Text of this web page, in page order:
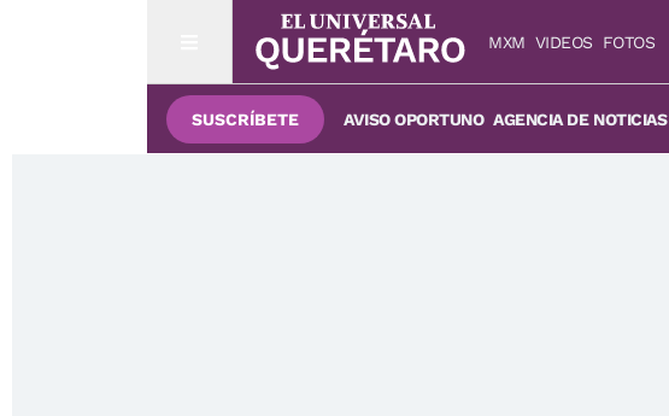
MXM VIDEOS FOTOS
SUSCRÍBETE AVISO OPORTUNO AGENCIA DE NOTICIAS